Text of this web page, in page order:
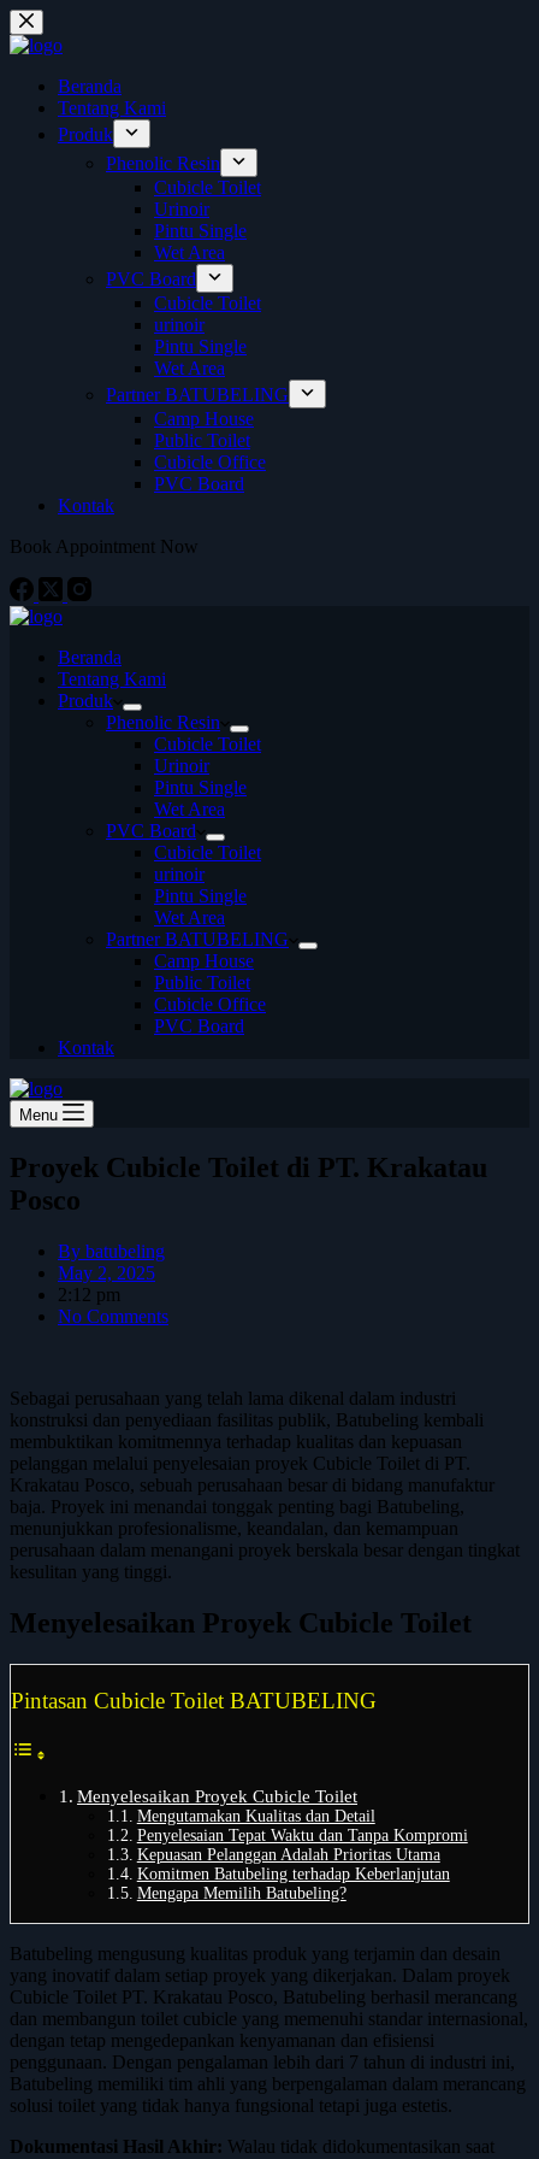
Skip
to
content
Beranda
Tentang Kami
Produk
Phenolic Resin
Cubicle Toilet
Urinoir
Pintu Single
Wet Area
PVC Board
Cubicle Toilet
urinoir
Pintu Single
Wet Area
Partner BATUBELING
Camp House
Public Toilet
Cubicle Office
PVC Board
Kontak
Book Appointment Now
Beranda
Tentang Kami
Produk
Phenolic Resin
Cubicle Toilet
Urinoir
Pintu Single
Wet Area
PVC Board
Cubicle Toilet
urinoir
Pintu Single
Wet Area
Partner BATUBELING
Camp House
Public Toilet
Cubicle Office
PVC Board
Kontak
Menu
Proyek Cubicle Toilet di PT. Krakatau
Posco
By batubeling
May 2, 2025
2:12 pm
No Comments
Sebagai perusahaan yang telah lama dikenal dalam industri
konstruksi dan penyediaan fasilitas publik, Batubeling kembali
membuktikan komitmennya terhadap kualitas dan kepuasan
pelanggan melalui penyelesaian proyek Cubicle Toilet di PT.
Krakatau Posco, sebuah perusahaan besar di bidang manufaktur
baja. Proyek ini menandai tonggak penting bagi Batubeling,
menunjukkan profesionalisme, keandalan, dan kemampuan
perusahaan dalam menangani proyek berskala besar dengan tingkat
kesulitan yang tinggi.
Menyelesaikan Proyek Cubicle Toilet
Pintasan Cubicle Toilet BATUBELING
Menyelesaikan Proyek Cubicle Toilet
Mengutamakan Kualitas dan Detail
Penyelesaian Tepat Waktu dan Tanpa Kompromi
Kepuasan Pelanggan Adalah Prioritas Utama
Komitmen Batubeling terhadap Keberlanjutan
Mengapa Memilih Batubeling?
Batubeling mengusung kualitas produk yang terjamin dan desain
yang inovatif dalam setiap proyek yang dikerjakan. Dalam proyek
Cubicle Toilet PT. Krakatau Posco, Batubeling berhasil merancang
dan membangun toilet cubicle yang memenuhi standar internasional,
dengan tetap mengedepankan kenyamanan dan efisiensi
penggunaan. Dengan pengalaman lebih dari 7 tahun di industri ini,
Batubeling memiliki tim ahli yang berpengalaman dalam merancang
solusi toilet yang tidak hanya fungsional tetapi juga estetis.
Dokumentasi Hasil Akhir: Walau tidak didokumentasikan saat